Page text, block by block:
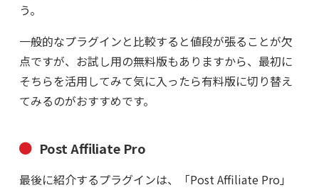
う。
一般的なプラグインと比較すると値段が張ることが欠
点ですが、お試し用の無料版もありますから、最初に
そちらを活用してみて気に入ったら有料版に切り替え
てみるのがおすすめです。
Post Affiliate Pro
最後に紹介するプラグインは、「Post Affiliate Pro」